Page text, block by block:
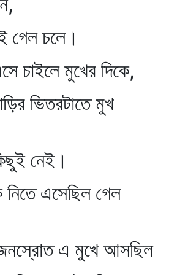
চলে।
মুখের দিকে,
ভিতরটাতে মুখ
নেই।
নিতে এসেছিল গেল
এ মুখে আসছিল